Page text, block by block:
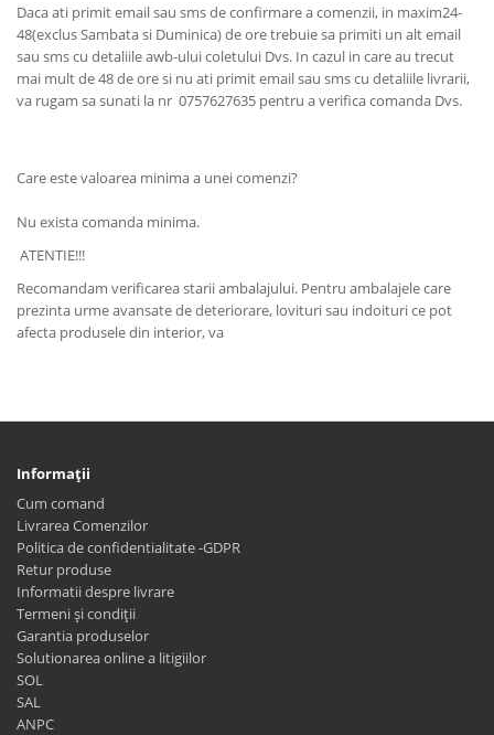
Daca ati primit email sau sms de confirmare a comenzii, in maxim24-
48(exclus Sambata si Duminica) de ore trebuie sa primiti un alt email
sau sms cu detaliile awb-ului coletului Dvs. In cazul in care au trecut
mai mult de 48 de ore si nu ati primit email sau sms cu detaliile livrarii,
va rugam sa sunati la nr 0757627635 pentru a verifica comanda Dvs.
Care este valoarea minima a unei comenzi?
Nu exista comanda minima.
ATENTIE!!!
Recomandam verificarea starii ambalajului. Pentru ambalajele care
prezinta urme avansate de deteriorare, lovituri sau indoituri ce pot
afecta produsele din interior, va
Informaţii
Cum comand
Livrarea Comenzilor
Politica de confidentialitate -GDPR
Retur produse
Informatii despre livrare
Termeni și condiții
Garantia produselor
Solutionarea online a litigiilor
SOL
SAL
ANPC